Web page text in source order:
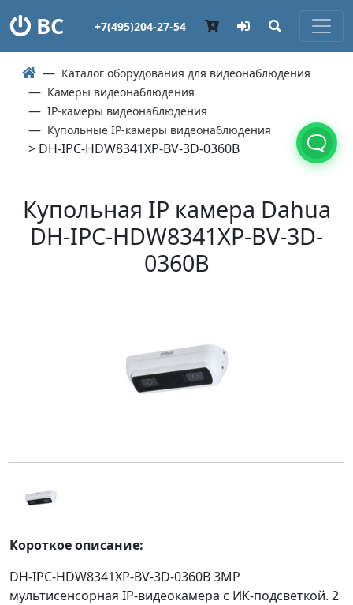
ВС +7(495)204-27-54
Каталог оборудования для видеонаблюдения
Камеры видеонаблюдения
IP-камеры видеонаблюдения
Купольные IP-камеры видеонаблюдения
> DH-IPC-HDW8341XP-BV-3D-0360B
Купольная IP камера Dahua
DH-IPC-HDW8341XP-BV-3D-
0360B
Короткое описание:
DH-IPC-HDW8341XP-BV-3D-0360B 3MP
мультисенсорная IP-видеокамера с ИК-подсветкой. 2